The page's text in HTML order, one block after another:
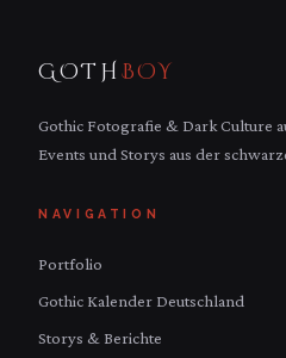
GOTH BOY
Gothic Fotografie & Dark Culture
Events und Storys aus der
NAVIGATION
Portfolio
Gothic Kalender Deutschland
Storys & Berichte